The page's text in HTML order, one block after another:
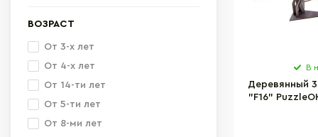
ВОЗРАСТ
От 3-х лет
От 4-х лет
От 14-ти лет
От 5-ти лет
От 8-ми лет
В
Деревянный
"F16"